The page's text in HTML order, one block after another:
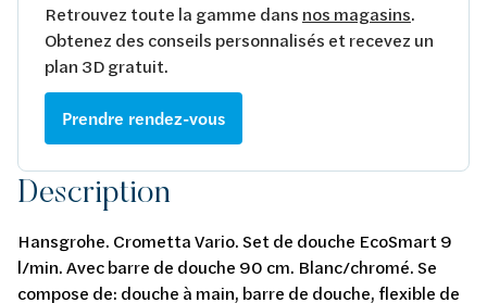
Retrouvez toute la gamme dans nos magasins.
Obtenez des conseils personnalisés et recevez un
plan 3D gratuit.
Prendre rendez-vous
Description
Hansgrohe. Crometta Vario. Set de douche EcoSmart 9
l/min. Avec barre de douche 90 cm. Blanc/chromé. Se
compose de: douche à main, barre de douche, flexible de